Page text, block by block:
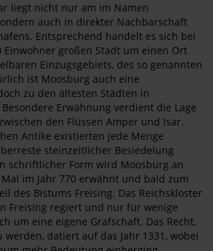
liegt nicht nur am im Namen
auch in direkter Nachbarschaft
Entsprechend handelt es sich bei
großen Stadt um einen Ort
Einzugsgebiets, des so genannten
ist Moosburg auch eine
zu den ältesten Städten in
Erwähnung verdient die Lage
den Flüssen Amper und Isar.
Antike existierten jede Menge
steinzeitlicher Besiedelung
schriftlicher Form wird Moosburg an
im Jahr 770 erwähnt und bald zum
des Bistums Freising. Das Reichskloster
Freising regiert und nur für wenige
um eine eigene Grafschaft. Das Recht,
werden, datiert auf das Jahr 1331, wobei